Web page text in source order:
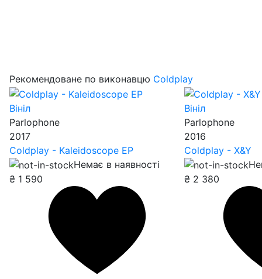
Рекомендоване по виконавцю Coldplay
Вініл
Parlophone
2017
Coldplay - Kaleidoscope EP
Немає в наявності
₴ 1 590
Вініл
Parlophone
2016
Coldplay - X&Y
₴ 2 380